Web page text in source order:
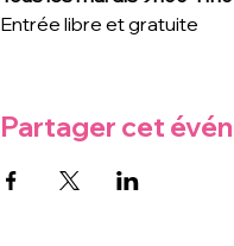
Entrée libre et gratuite
Partager cet